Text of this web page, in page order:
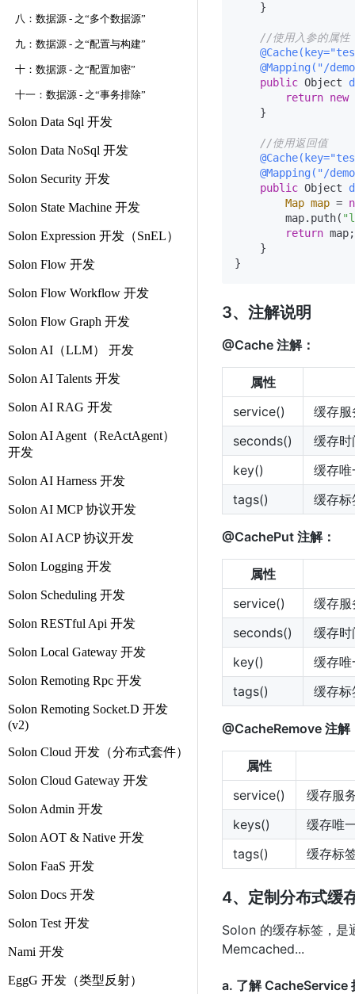
八：数据源 - 之“多个数据源”
九：数据源 - 之“配置与构建”
十：数据源 - 之“配置加密”
十一：数据源 - 之“事务排除”
Solon Data Sql 开发
Solon Data NoSql 开发
Solon Security 开发
Solon State Machine 开发
Solon Expression 开发（SnEL）
Solon Flow 开发
Solon Flow Workflow 开发
Solon Flow Graph 开发
Solon AI（LLM） 开发
Solon AI Talents 开发
Solon AI RAG 开发
Solon AI Agent（ReActAgent）
开发
Solon AI Harness 开发
Solon AI MCP 协议开发
Solon AI ACP 协议开发
Solon Logging 开发
Solon Scheduling 开发
Solon RESTful Api 开发
Solon Local Gateway 开发
Solon Remoting Rpc 开发
Solon Remoting Socket.D 开发
(v2)
Solon Cloud 开发（分布式套件）
Solon Cloud Gateway 开发
Solon Admin 开发
Solon AOT & Native 开发
Solon FaaS 开发
Solon Docs 开发
Solon Test 开发
Nami 开发
EggG 开发（类型反射）
    }
//使用入参的属性
@Mapping("/
public Object
return new
    }
//使用返回值
@Mapping("/
public Object
Map map =
        map.puth(
return map;
    }
3、注解说明
@Cache 注解：
属性
service()
缓存服
seconds()
缓存时
key()
缓存
tags()
缓存
@CachePut 注解：
属性
service()
缓存服
seconds()
缓存时
key()
缓存
tags()
缓存
@CacheRemove 注解
属性
service()
缓存服
keys()
缓存唯
tags()
缓存标
4、定制分布式缓
Solon 的缓存标签，是
Memcached...
a. 了解 CacheService